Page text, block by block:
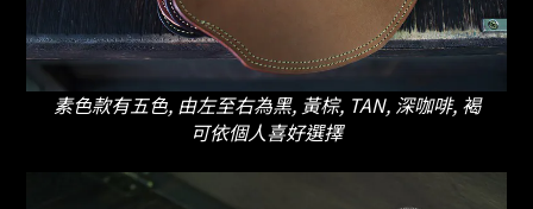
素色款有五色, 由左至右為黑, 黃棕, TAN, 深咖啡, 褐
可依個人喜好選擇